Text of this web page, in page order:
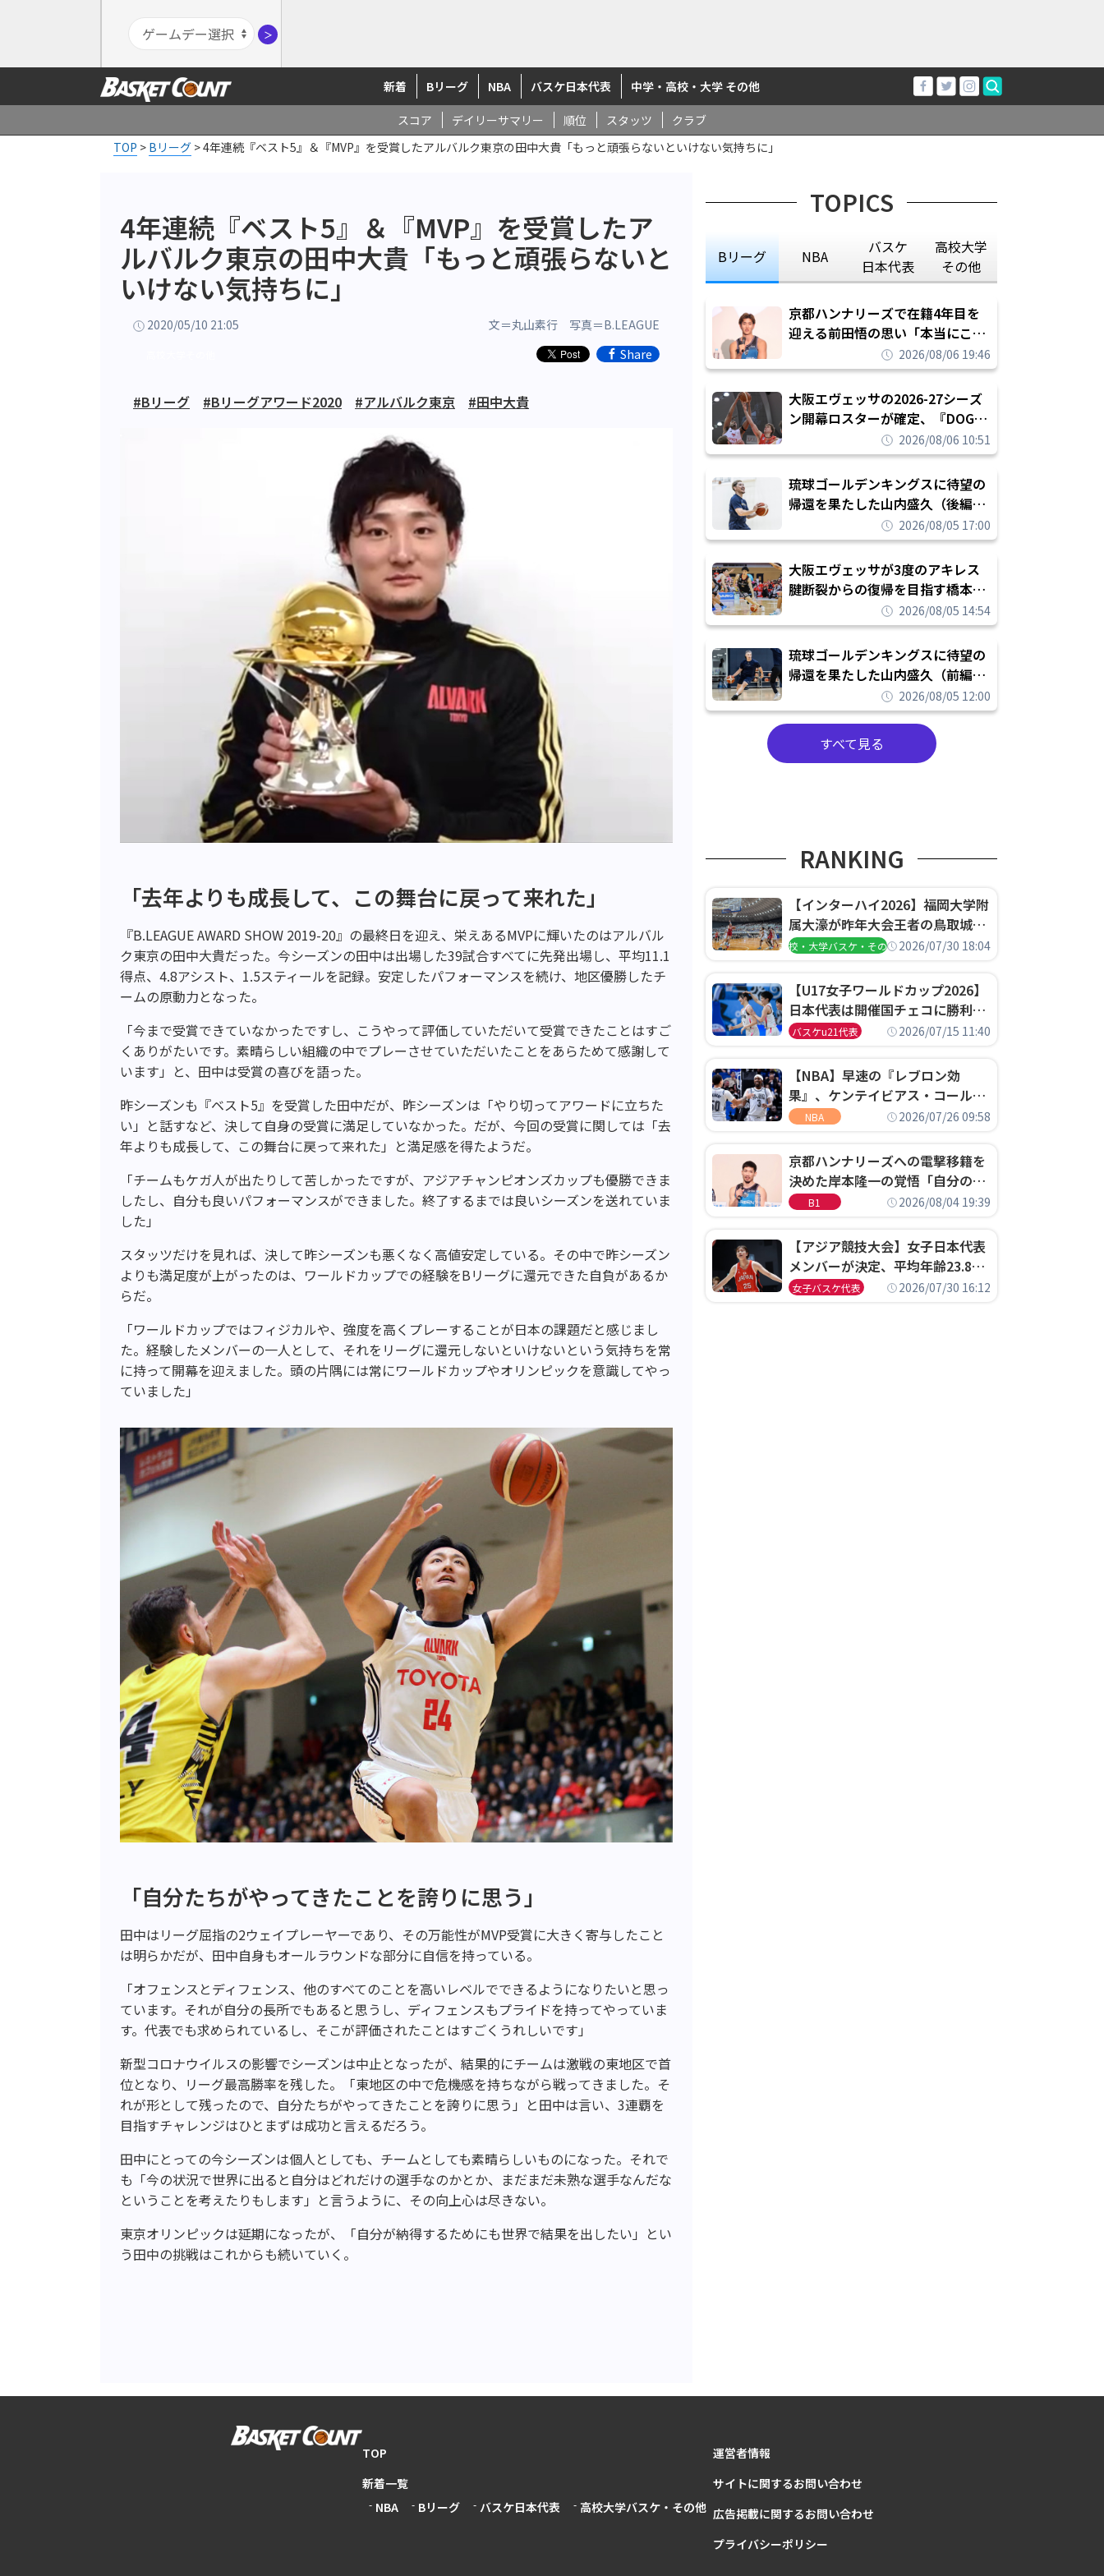
＞
新着 Bリーグ NBA バスケ日本代表 中学・高校・大学 その他
スコア デイリーサマリー 順位 スタッツ
クラブ
TOP > Bリーグ >4年連続『ベスト5』＆『MVP』を受賞したアルバルク東京の田中大貴「もっと頑張らないといけない気持ちに」
4年連続『ベスト5』＆『MVP』を受賞したア
ルバルク東京の田中大貴「もっと頑張らないと
いけない気持ちに」
2020/05/10 21:05 文＝丸山素行 写真＝B.LEAGUE
Share
#Bリーグ #Bリーグアワード2020 #アルバルク東京 #田中大貴
「去年よりも成長して、この舞台に戻って来れた」
『B.LEAGUE AWARD SHOW 2019-20』の最終日を迎え、栄えあるMVPに輝いたのはアルバル
ク東京の田中大貴だった。今シーズンの田中は出場した39試合すべてに先発出場し、平均11.1
得点、4.8アシスト、1.5スティールを記録。安定したパフォーマンスを続け、地区優勝したチ
ームの原動力となった。
「今まで受賞できていなかったですし、こうやって評価していただいて受賞できたことはすご
くありがたいです。素晴らしい組織の中でプレーさせていただいたことをあらためて感謝して
います」と、田中は受賞の喜びを語った。
昨シーズンも『ベスト5』を受賞した田中だが、昨シーズンは「やり切ってアワードに立ちた
い」と話すなど、決して自身の受賞に満足していなかった。だが、今回の受賞に関しては「去
年よりも成長して、この舞台に戻って来れた」と満足感を得たようだ。
「チームもケガ人が出たりして苦しかったですが、アジアチャンピオンズカップも優勝できま
したし、自分も良いパフォーマンスができました。終了するまでは良いシーズンを送れていま
した」
スタッツだけを見れば、決して昨シーズンも悪くなく高値安定している。その中で昨シーズン
よりも満足度が上がったのは、ワールドカップでの経験をBリーグに還元できた自負があるか
らだ。
「ワールドカップではフィジカルや、強度を高くプレーすることが日本の課題だと感じまし
た。経験したメンバーの一人として、それをリーグに還元しないといけないという気持ちを常
に持って開幕を迎えました。頭の片隅には常にワールドカップやオリンピックを意識してやっ
ていました」
「自分たちがやってきたことを誇りに思う」
田中はリーグ屈指の2ウェイプレーヤーであり、その万能性がMVP受賞に大きく寄与したこと
は明らかだが、田中自身もオールラウンドな部分に自信を持っている。
「オフェンスとディフェンス、他のすべてのことを高いレベルでできるようになりたいと思っ
ています。それが自分の長所でもあると思うし、ディフェンスもプライドを持ってやっていま
す。代表でも求められているし、そこが評価されたことはすごくうれしいです」
新型コロナウイルスの影響でシーズンは中止となったが、結果的にチームは激戦の東地区で首
位となり、リーグ最高勝率を残した。「東地区の中で危機感を持ちながら戦ってきました。そ
れが形として残ったので、自分たちがやってきたことを誇りに思う」と田中は言い、3連覇を
目指すチャレンジはひとまずは成功と言えるだろう。
田中にとっての今シーズンは個人としても、チームとしても素晴らしいものになった。それで
も「今の状況で世界に出ると自分はどれだけの選手なのかとか、まだまだ未熟な選手なんだな
ということを考えたりもします」と言うように、その向上心は尽きない。
東京オリンピックは延期になったが、「自分が納得するためにも世界で結果を出したい」とい
う田中の挑戦はこれからも続いていく。
TOPICS
Bリーグ NBA
バスケ
日本代表
高校大学
その他
京都ハンナリーズで在籍4年目を
迎える前田悟の思い「本当にこの
チームで勝ちたい、負けたまま舐
められたまま終わりたくない」
2026/08/06 19:46
大阪エヴェッサの2026-27シーズ
ン開幕ロスターが確定、『DOG
FIGHT』のチームカルチャーを推
し進めて結果を求めるシーズンへ
2026/08/06 10:51
琉球ゴールデンキングスに待望の
帰還を果たした山内盛久（後編）
「1人のウチナーンチュとしてみ
んなが誇りに思えるチームにして
いく」
2026/08/05 17:00
大阪エヴェッサが3度のアキレス
腱断裂からの復帰を目指す橋本拓
哉と契約を締結「もう一度コート
に立ちたい」
2026/08/05 14:54
琉球ゴールデンキングスに待望の
帰還を果たした山内盛久（前編）
「キングスが積み上げてきたもの
を次の世代に繋いでいくのがやり
甲斐」
2026/08/05 12:00
すべて見る
RANKING
【インターハイ2026】福岡大学附
属大濠が昨年大会王者の鳥取城北
を撃破、大阪薫英女学院は岐阜女
高校・大学バスケ・その他2026/07/30 18:04
【U17女子ワールドカップ2026】
日本代表は開催国チェコに勝利し
て予選グループ3連勝で首位通
決定
バスケu21代表 2026/07/15 11:40
【NBA】早速の『レブロン効
果』、ケンテイビアス・コールド
ウェル・ポープがセブンティシク
NBA 2026/07/26 09:58
京都ハンナリーズへの電撃移籍を
決めた岸本隆一の覚悟「自分のエ
ゴというちっぽけなことのため
B1 2026/08/04 19:39
【アジア競技大会】女子日本代表
メンバーが決定、平均年齢23.8歳
のフレッシュなメンバーが日本開
女子バスケ代表 2026/07/30 16:12
TOP
新着一覧
NBA
Bリーグ バスケ日本代表 高校大学バスケ・その他
運営者情報
サイトに関するお問い合わせ
広告掲載に関するお問い合わせ
プライバシーポリシー